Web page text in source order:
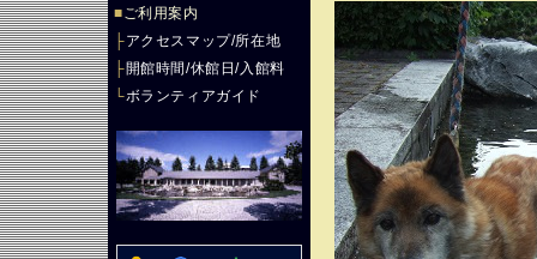
■ご利用案内
├アクセスマップ/所在地
├開館時間/休館日/入館料
└ボランティアガイド